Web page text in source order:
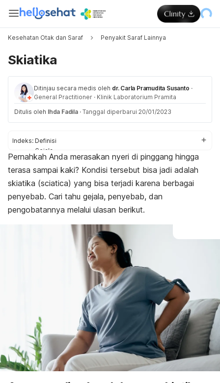
Kesehatan Otak dan Saraf Penyakit Saraf Lainnya
Skiatika
Ditinjau secara medis oleh dr. Carla Pramudita Susanto ·
General Practitioner · Klinik Laboratorium Pramita
Ditulis oleh Ihda Fadila · Tanggal diperbarui 20/01/2023
Indeks: Definisi
Gejala
Penyebab
Faktor risiko
Diagnosis
Pengobatan rumahan
Pencegahan
Pernahkah Anda merasakan nyeri di pinggang hingga
terasa sampai kaki? Kondisi tersebut bisa jadi adalah
skiatika (sciatica) yang bisa terjadi karena berbagai
penyebab. Cari tahu gejala, penyebab, dan
pengobatannya melalui ulasan berikut.